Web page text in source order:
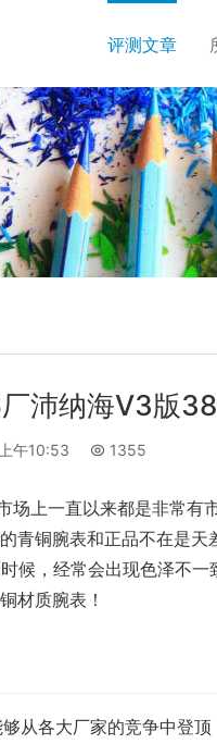
评测文章
沛纳海V3版
午10:53 1355
上一直以来都是非常有
青铜腕表和正品不在是天
候，经常会出现色泽不
材质腕表！
从各大厂家的竞争中登